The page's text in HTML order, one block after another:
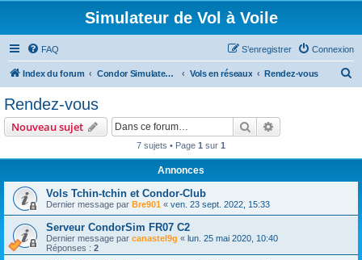
Simulateur de Vol à Voile
FAQ Connexion
S’enregistrer
Index du forum Condor Simulateur de Vol à Voile Vols en réseaux Rendez-vous
Rendez-vous
Nouveau sujet Rechercher
7 sujets • Page 1 sur 1
Annonces
Vols Tchin-tchin et Condor-Club
Dernier message par Bre901 « ven. 23 sept. 2022, 15:33
Serveur CondorSim FR07 C2
Dernier message par canastel9g « lun. 25 mai 2020, 10:40
Réponses : 2